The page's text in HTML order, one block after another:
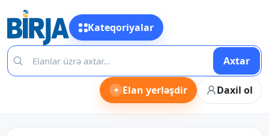
Kateqoriyalar
Axtar
+ Elan yerləşdir Daxil ol